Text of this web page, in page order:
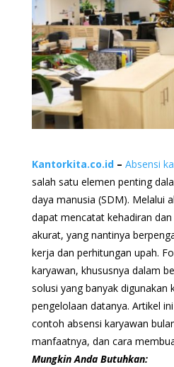
Kantorkita.co.id – Absensi
salah satu elemen penting
daya manusia (SDM). Melalui
dapat mencatat kehadiran
akurat, yang nantinya
kerja dan perhitungan upah.
karyawan, khususnya dalam
solusi yang banyak digunakan
pengelolaan datanya. Artikel
contoh absensi karyawan
manfaatnya, dan cara
Mungkin Anda Butuhkan: